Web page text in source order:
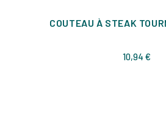
COUTEAU À STEAK
10,94 €Prix